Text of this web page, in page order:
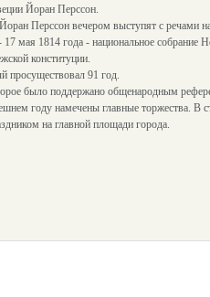
Йоран Перссон.
Перссон вечером выступят с речами
мая 1814 года - национальное собрание
конституции.
просуществовал 91 год.
было поддержано общенародным
году намечены главные торжества. В
на главной площади города.